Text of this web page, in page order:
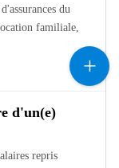
du
familiale,
d'un(e)
repris